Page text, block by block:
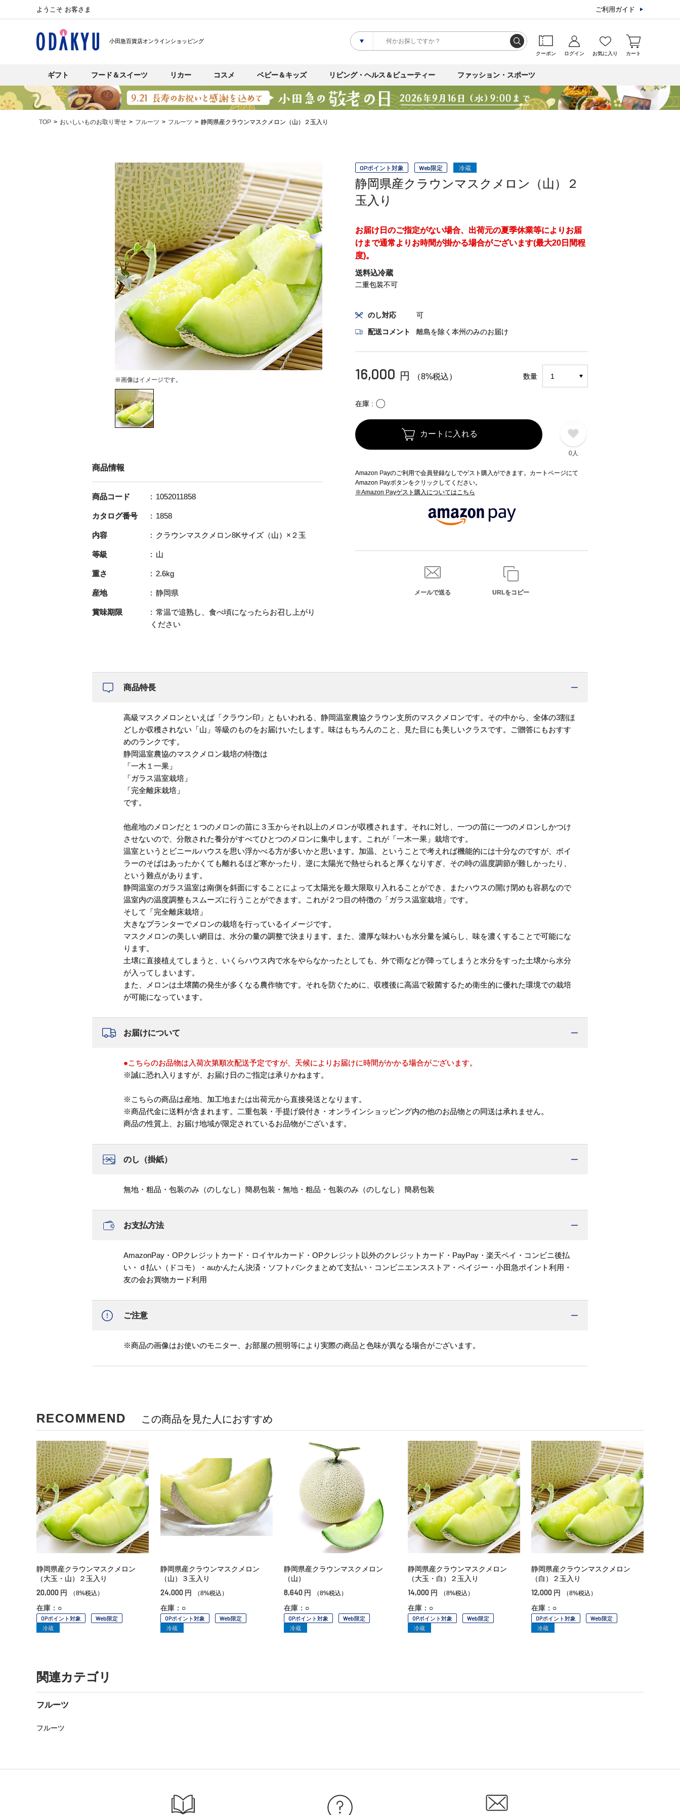
ようこそ お客さま ご利用ガイド
小田急百貨店オンラインショッピング
クーポン ログイン お気に入り カート
ギフト フード＆スイーツ リカー コスメ ベビー＆キッズ リビング・ヘルス＆ビューティー ファッション・スポーツ
TOP おいしいものお取り寄せ フルーツ フルーツ 静岡県産クラウンマスクメロン（山）２玉入り
※画像はイメージです。
OPポイント対象 Web限定 冷蔵
静岡県産クラウンマスクメロン（山）２
玉入り
お届け日のご指定がない場合、出荷元の夏季休業等によりお届
けまで通常よりお時間が掛かる場合がございます(最大20日間程
度)。
送料込冷蔵
二重包装不可
のし対応 可
配送コメント 離島を除く本州のみのお届け
16,000 円 （8%税込） 数量
在庫 〇
カートに入れる
0人
Amazon Payのご利用で会員登録なしでゲスト購入ができます。カートページにて
Amazon Payボタンをクリックしてください。
※Amazon Payゲスト購入についてはこちら
メールで送る URLをコピー
商品情報
商品コード 1052011858
カタログ番号 1858
内容 クラウンマスクメロン8Kサイズ（山）×２玉
等級 山
重さ 2.6kg
産地 静岡県
賞味期限
常温で追熟し、食べ頃になったらお召し上がり
ください
商品特長
高級マスクメロンといえば「クラウン印」ともいわれる、静岡温室農協クラウン支所のマスクメロンです。その中から、全体の3割ほ
どしか収穫されない「山」等級のものをお届けいたします。味はもちろんのこと、見た目にも美しいクラスです。ご贈答にもおすす
めのランクです。
静岡温室農協のマスクメロン栽培の特徴は
「一木１一果」
「ガラス温室栽培」
「完全離床栽培」
です。
他産地のメロンだと１つのメロンの苗に３玉からそれ以上のメロンが収穫されます。それに対し、一つの苗に一つのメロンしかつけ
させないので、分散された養分がすべてひとつのメロンに集中します。これが「一木一果」栽培です。
温室というとビニールハウスを思い浮かべる方が多いかと思います。加温、ということで考えれば機能的には十分なのですが、ボイ
ラーのそばはあったかくても離れるほど寒かったり、逆に太陽光で熱せられると厚くなりすぎ、その時の温度調節が難しかったり、
という難点があります。
静岡温室のガラス温室は南側を斜面にすることによって太陽光を最大限取り入れることができ、またハウスの開け閉めも容易なので
温室内の温度調整もスムーズに行うことができます。これが２つ目の特徴の「ガラス温室栽培」です。
そして「完全離床栽培」
大きなプランターでメロンの栽培を行っているイメージです。
マスクメロンの美しい網目は、水分の量の調整で決まります。また、濃厚な味わいも水分量を減らし、味を濃くすることで可能にな
ります。
土壌に直接植えてしまうと、いくらハウス内で水をやらなかったとしても、外で雨などが降ってしまうと水分をすった土壌から水分
が入ってしまいます。
また、メロンは土壌菌の発生が多くなる農作物です。それを防ぐために、収穫後に高温で殺菌するため衛生的に優れた環境での栽培
が可能になっています。
お届けについて
●こちらのお品物は入荷次第順次配送予定ですが、天候によりお届けに時間がかかる場合がございます。
※誠に恐れ入りますが、お届け日のご指定は承りかねます。
※こちらの商品は産地、加工地または出荷元から直接発送となります。
※商品代金に送料が含まれます。二重包装・手提げ袋付き・オンラインショッピング内の他のお品物との同送は承れません。
商品の性質上、お届け地域が限定されているお品物がございます。
のし（掛紙）
無地・粗品・包装のみ（のしなし）簡易包装・無地・粗品・包装のみ（のしなし）簡易包装
お支払方法
AmazonPay・OPクレジットカード・ロイヤルカード・OPクレジット以外のクレジットカード・PayPay・楽天ペイ・コンビニ後払
い・ｄ払い（ドコモ）・auかんたん決済・ソフトバンクまとめて支払い・コンビニエンスストア・ペイジー・小田急ポイント利用・
友の会お買物カード利用
ご注意
※商品の画像はお使いのモニター、お部屋の照明等により実際の商品と色味が異なる場合がございます。
RECOMMEND この商品を見た人におすすめ
静岡県産クラウンマスクメロン
（大玉・山）２玉入り
20,000 円 （8%税込）
在庫：○
OPポイント対象
Web限定
冷蔵
静岡県産クラウンマスクメロン
（山）３玉入り
24,000 円 （8%税込）
在庫：○
OPポイント対象
Web限定
冷蔵
静岡県産クラウンマスクメロン
（山）
8,640 円 （8%税込）
在庫：○
OPポイント対象
Web限定
冷蔵
静岡県産クラウンマスクメロン
（大玉・白）２玉入り
14,000 円 （8%税込）
在庫：○
OPポイント対象
Web限定
冷蔵
静岡県産クラウンマスクメロン
（白）２玉入り
12,000 円 （8%税込）
在庫：○
OPポイント対象
Web限定
冷蔵
関連カテゴリ
フルーツ
フルーツ